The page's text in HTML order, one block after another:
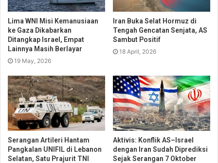
Lima WNI Misi Kemanusiaan
ke Gaza Dikabarkan
Ditangkap Israel, Empat
Lainnya Masih Berlayar
19 May, 2026
Iran Buka Selat Hormuz di
Tengah Gencatan Senjata, AS
Sambut Positif
18 April, 2026
Serangan Artileri Hantam
Pangkalan UNIFIL di Lebanon
Selatan, Satu Prajurit TNI
Aktivis: Konflik AS–Israel
dengan Iran Sudah Diprediksi
Sejak Serangan 7 Oktober